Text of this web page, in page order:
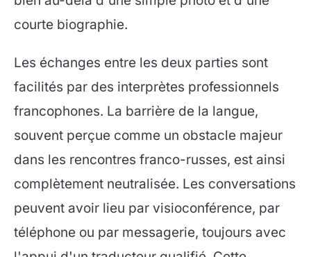
courte biographie.
Les échanges entre les deux parties sont
facilités par des interprètes professionnels
francophones. La barrière de la langue,
souvent perçue comme un obstacle majeur
dans les rencontres franco-russes, est ainsi
complètement neutralisée. Les conversations
peuvent avoir lieu par visioconférence, par
téléphone ou par messagerie, toujours avec